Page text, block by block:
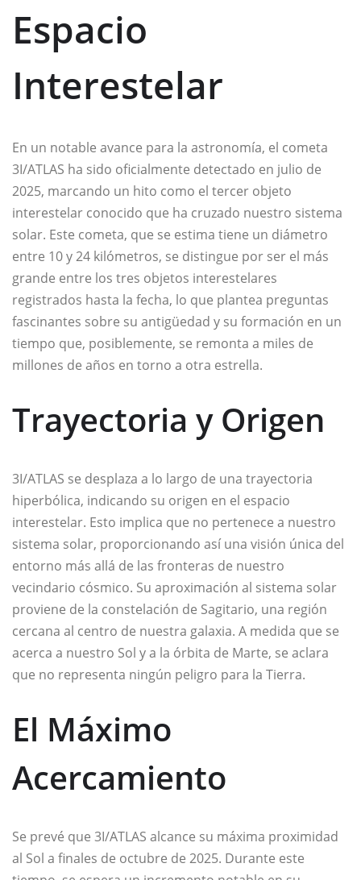
Espacio
Interestelar
En un notable avance para la astronomía, el cometa
3I/ATLAS ha sido oficialmente detectado en julio de
2025, marcando un hito como el tercer objeto
interestelar conocido que ha cruzado nuestro sistema
solar. Este cometa, que se estima tiene un diámetro
entre 10 y 24 kilómetros, se distingue por ser el más
grande entre los tres objetos interestelares
registrados hasta la fecha, lo que plantea preguntas
fascinantes sobre su antigüedad y su formación en un
tiempo que, posiblemente, se remonta a miles de
millones de años en torno a otra estrella.
Trayectoria y Origen
3I/ATLAS se desplaza a lo largo de una trayectoria
hiperbólica, indicando su origen en el espacio
interestelar. Esto implica que no pertenece a nuestro
sistema solar, proporcionando así una visión única del
entorno más allá de las fronteras de nuestro
vecindario cósmico. Su aproximación al sistema solar
proviene de la constelación de Sagitario, una región
cercana al centro de nuestra galaxia. A medida que se
acerca a nuestro Sol y a la órbita de Marte, se aclara
que no representa ningún peligro para la Tierra.
El Máximo
Acercamiento
Se prevé que 3I/ATLAS alcance su máxima proximidad
al Sol a finales de octubre de 2025. Durante este